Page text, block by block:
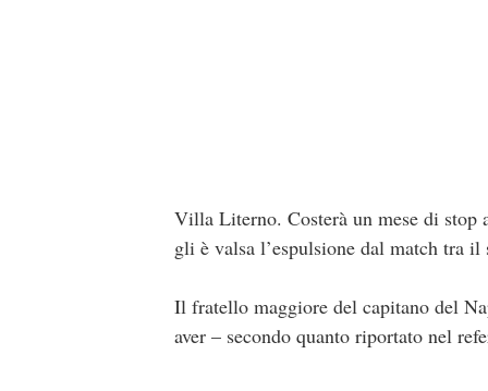
Villa Literno. Costerà un mese di stop
gli è valsa l’espulsione dal match tra
Il fratello maggiore del capitano del
aver – secondo quanto riportato nel